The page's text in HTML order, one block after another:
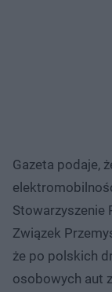
Gazeta podaje,
Stowarzyszenie
Związek
że po polskich
osobowych aut